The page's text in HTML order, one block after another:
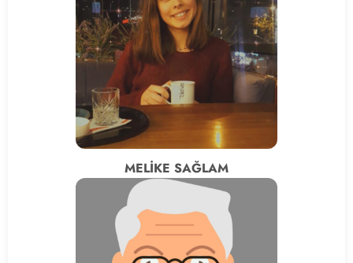
MELİKE SAĞLAM